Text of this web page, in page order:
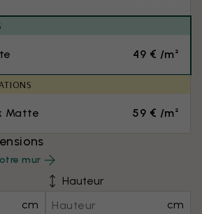
49 € /m²
Matte 59 € /m²
mur
cm
Hauteur
cm